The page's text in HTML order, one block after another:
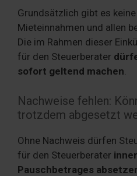
Grundsätzlich gibt es
Mieteinnahmen und allen
Die im Rahmen dieser
für den Steuerberater
sofort geltend machen.
Nachweise fehlen:
trotzdem abgesetzt
Ohne Nachweis dürfen
für den Steuerberater
Pauschbetrages